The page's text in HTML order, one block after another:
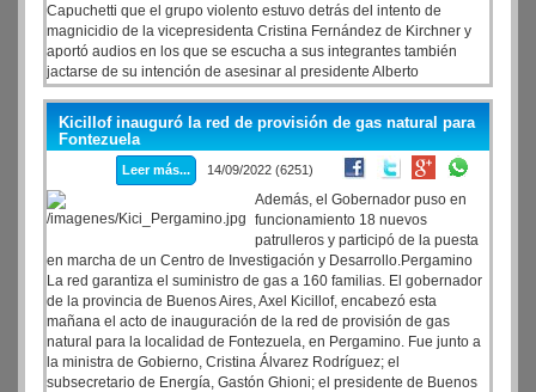
Capuchetti que el grupo violento estuvo detrás del intento de
magnicidio de la vicepresidenta Cristina Fernández de Kirchner y
aportó audios en los que se escucha a sus integrantes también
jactarse de su intención de asesinar al presidente Alberto
Fernández y al diputado Máximo Kirchner.
Kicillof inauguró la red de provisión de gas natural para
Fontezuela
Leer más... 14/09/2022 (6251)
Además, el Gobernador puso en
funcionamiento 18 nuevos
patrulleros y participó de la puesta
en marcha de un Centro de Investigación y Desarrollo.Pergamino
La red garantiza el suministro de gas a 160 familias. El gobernador
de la provincia de Buenos Aires, Axel Kicillof, encabezó esta
mañana el acto de inauguración de la red de provisión de gas
natural para la localidad de Fontezuela, en Pergamino. Fue junto a
la ministra de Gobierno, Cristina Álvarez Rodríguez; el
subsecretario de Energía, Gastón Ghioni; el presidente de Buenos